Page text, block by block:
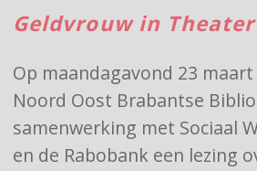
Geldvrouw in Theater
Op maandagavond 23
Noord Oost Brabantse
samenwerking met Sociaal
en de Rabobank een lezing